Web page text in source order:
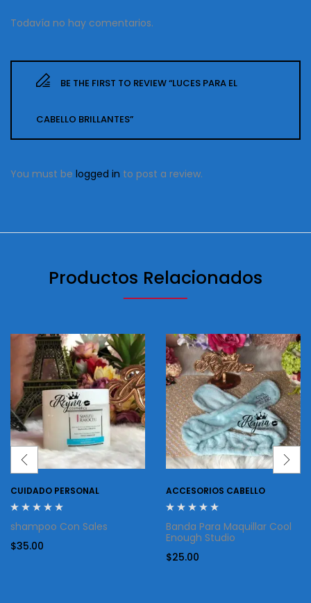
Todavía no hay comentarios.
BE THE FIRST TO REVIEW “LUCES PARA EL
CABELLO BRILLANTES”
You must be logged in to post a review.
Productos Relacionados
CUIDADO PERSONAL
shampoo Con Sales
$35.00
ACCESORIOS CABELLO
Banda Para Maquillar Cool
Enough Studio
$25.00